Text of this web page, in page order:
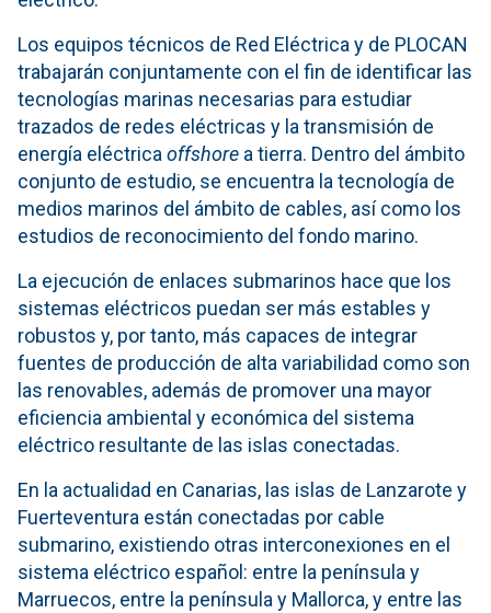
Los equipos técnicos de Red Eléctrica y de PLOCAN
trabajarán conjuntamente con el fin de identificar las
tecnologías marinas necesarias para estudiar
trazados de redes eléctricas y la transmisión de
energía eléctrica offshore a tierra. Dentro del ámbito
conjunto de estudio, se encuentra la tecnología de
medios marinos del ámbito de cables, así como los
estudios de reconocimiento del fondo marino.
La ejecución de enlaces submarinos hace que los
sistemas eléctricos puedan ser más estables y
robustos y, por tanto, más capaces de integrar
fuentes de producción de alta variabilidad como son
las renovables, además de promover una mayor
eficiencia ambiental y económica del sistema
eléctrico resultante de las islas conectadas.
En la actualidad en Canarias, las islas de Lanzarote y
Fuerteventura están conectadas por cable
submarino, existiendo otras interconexiones en el
sistema eléctrico español: entre la península y
Marruecos, entre la península y Mallorca, y entre las